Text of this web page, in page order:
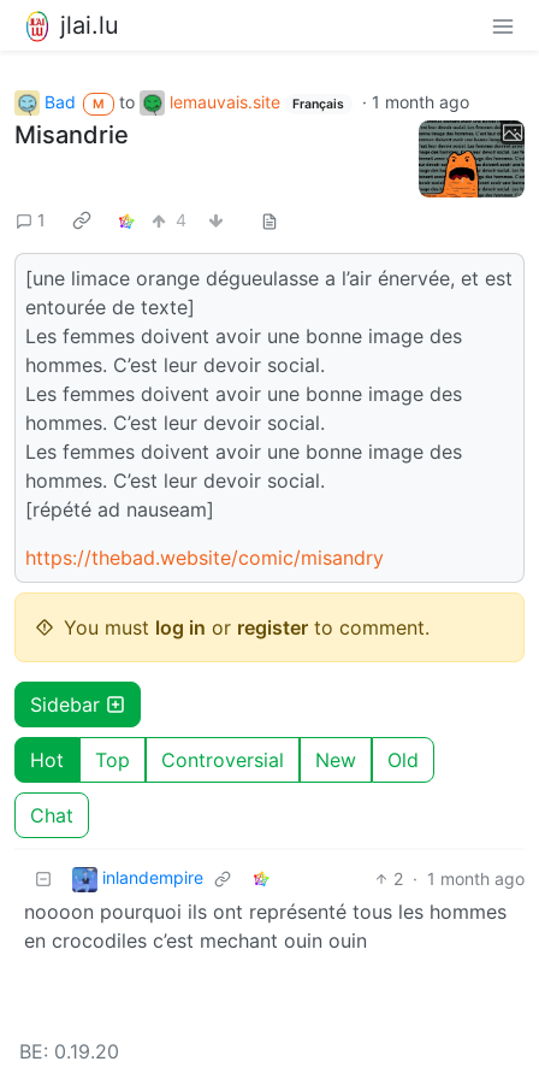
jlai.lu
Bad M to lemauvais.site Français · 1 month ago
Misandrie
1 4
[une limace orange dégueulasse a l’air énervée, et est
entourée de texte]
Les femmes doivent avoir une bonne image des
hommes. C’est leur devoir social.
Les femmes doivent avoir une bonne image des
hommes. C’est leur devoir social.
Les femmes doivent avoir une bonne image des
hommes. C’est leur devoir social.
[répété ad nauseam]
https://thebad.website/comic/misandry
You must log in or register to comment.
Sidebar
Hot Top Controversial New Old
Chat
inlandempire 2 · 1 month ago
noooon pourquoi ils ont représenté tous les hommes
en crocodiles c’est mechant ouin ouin
BE: 0.19.20